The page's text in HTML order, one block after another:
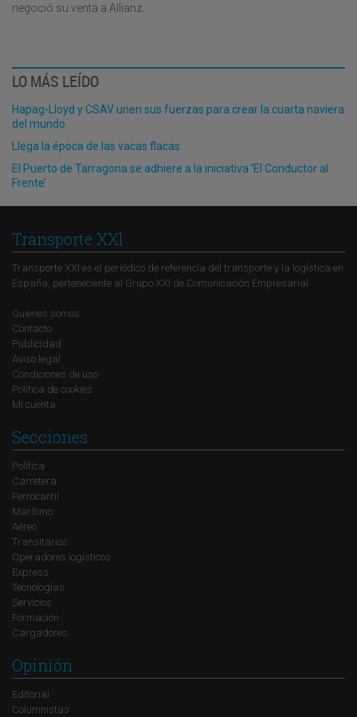
negoció su venta a Allianz.
LO MÁS LEÍDO
Hapag-Lloyd y CSAV unen sus fuerzas para crear la cuarta naviera
del mundo
Llega la época de las vacas flacas
El Puerto de Tarragona se adhiere a la iniciativa ‘El Conductor al
Frente’
Transporte XXI
Transporte XXI es el periódico de referencia del transporte y la logística en
España, perteneciente al Grupo XXI de Comunicación Empresarial.
Quienes somos
Contacto
Publicidad
Aviso legal
Condiciones de uso
Política de cookies
Mi cuenta
Secciones
Política
Carretera
Ferrocarril
Marítimo
Aéreo
Transitarios
Operadores logísticos
Express
Tecnologías
Servicios
Formación
Cargadores
Opinión
Editorial
Columnistas